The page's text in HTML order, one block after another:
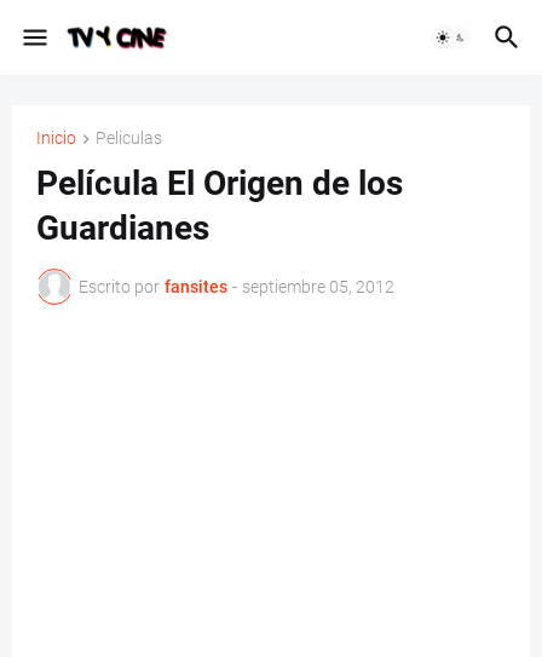
Inicio Peliculas
Película El Origen de los
Guardianes
Escrito por fansites - septiembre 05, 2012